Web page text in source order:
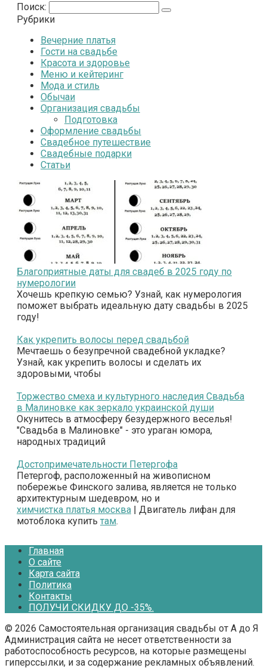
Поиск:
Рубрики
Вечерние платья
Гости на свадьбе
Красота и здоровье
Меню и кейтеринг
Мода и стиль
Обычаи
Организация свадьбы
Подготовка
Оформление свадьбы
Свадебное путешествие
Свадебные подарки
Статьи
Благоприятные даты для свадеб в 2025 году по
нумерологии
Хочешь крепкую семью? Узнай, как нумерология
поможет выбрать идеальную дату свадьбы в 2025
году!
Как укрепить волосы перед свадьбой
Мечтаешь о безупречной свадебной укладке?
Узнай, как укрепить волосы и сделать их
здоровыми, чтобы
Торжество смеха и культурного наследия Свадьба
в Малиновке как зеркало украинской души
Окунитесь в атмосферу безудержного веселья!
"Свадьба в Малиновке" - это ураган юмора,
народных традиций
Достопримечательности Петергофа
Петергоф, расположенный на живописном
побережье Финского залива, является не только
архитектурным шедевром, но и
химчистка платья москва | Двигатель лифан для
мотоблока купить там.
Главная
О сайте
Карта сайта
Политика
Контакты
ПОЛУЧИ СКИДКУ ДО -35%.
© 2026 Самостоятельная организация свадьбы от А до Я
Администрация сайта не несет ответственности за
работоспособность ресурсов, на которые размещены
гиперссылки, и за содержание рекламных объявлений.